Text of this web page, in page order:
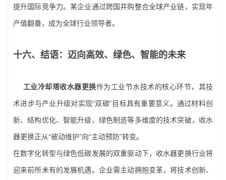
提升国际竞争力。某企业通过跨国并购整合全球产业链，实现年
产值翻番，成为全球行业领导者。
十六、结语：迈向高效、绿色、智能的未来
工业冷却塔收水器更换作为工业节水技术的核心环节，其技
术进步与产业升级对实现“双碳”目标具有重要意义。通过材料创
新、结构优化、智能升级、绿色制造等多维度的技术突破，收水
器更换正从“被动维护”向“主动预防”转变。
在数字化转型与绿色低碳发展的双重驱动下，收水器更换行业将
迎来前所未有的发展机遇。企业需主动拥抱变革，将技术创新、